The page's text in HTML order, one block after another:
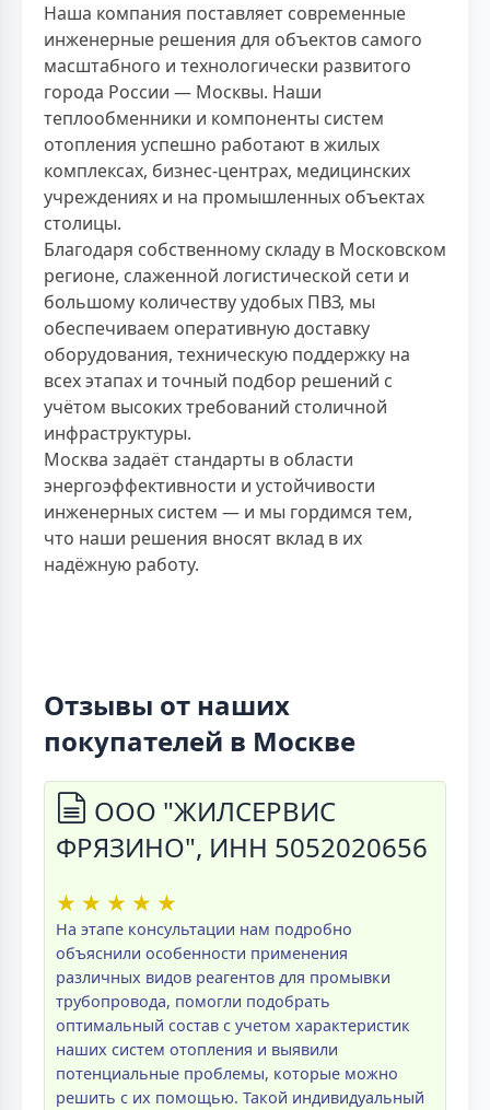
Наша компания поставляет современные
инженерные решения для объектов самого
масштабного и технологически развитого
города России — Москвы. Наши
теплообменники и компоненты систем
отопления успешно работают в жилых
комплексах, бизнес-центрах, медицинских
учреждениях и на промышленных объектах
столицы.
Благодаря собственному складу в Московском
регионе, слаженной логистической сети и
большому количеству удобых ПВЗ, мы
обеспечиваем оперативную доставку
оборудования, техническую поддержку на
всех этапах и точный подбор решений с
учётом высоких требований столичной
инфраструктуры.
Москва задаёт стандарты в области
энергоэффективности и устойчивости
инженерных систем — и мы гордимся тем,
что наши решения вносят вклад в их
надёжную работу.
Отзывы от наших
покупателей в Москве
ООО "ЖИЛСЕРВИС
ФРЯЗИНО", ИНН 5052020656
★ ★ ★ ★ ★
На этапе консультации нам подробно
объяснили особенности применения
различных видов реагентов для промывки
трубопровода, помогли подобрать
оптимальный состав с учетом характеристик
наших систем отопления и выявили
потенциальные проблемы, которые можно
решить с их помощью. Такой индивидуальный